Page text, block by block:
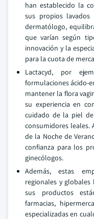
han establecido la
sus propios
dermatólogo,
que varían según
innovación y la
para la cuota de
Lactacyd, por
formulaciones ácido-
mantener la flora
su experiencia en
cuidado de la piel
consumidores leales.
de la Noche de
confianza para los
ginecólogos.
Además, estas
regionales y
sus productos
farmacias,
especializadas en